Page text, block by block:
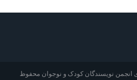
انجمن نویسندگان کودک و نوجوان محفوظ